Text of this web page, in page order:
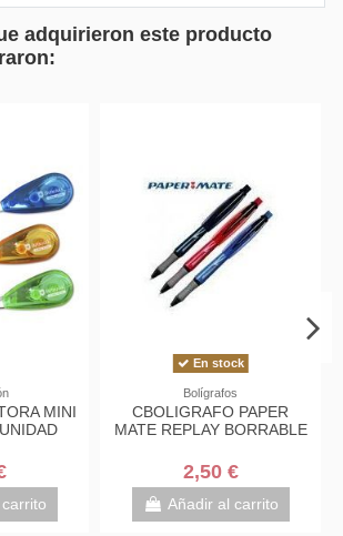
adquirieron este producto
MINI
En stock
Bolígrafos
CBOLIGRAFO PAPER
MATE REPLAY BORRABLE
2,50 €
Añadir al carrito